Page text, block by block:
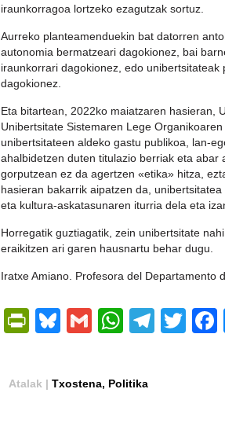
iraunkorragoa lortzeko ezagutzak sortuz.
Aurreko planteamenduekin bat datorren
autonomia bermatzeari dagokionez, bai
iraunkorrari dagokionez, edo
dagokionez.
Eta bitartean, 2022ko maiatzaren hasieran,
Unibertsitate Sistemaren Lege
unibertsitateen aldeko gastu publikoa, lan-
ahalbidetzen duten titulazio berriak eta
gorputzean ez da agertzen «etika» hitza,
hasieran bakarrik aipatzen da,
eta kultura-askatasunaren iturria dela eta
Horregatik guztiagatik, zein unibertsitate
eraikitzen ari garen hausnartu behar dugu.
Iratxe Amiano. Profesora del Departamento
PrintFriendly
Bluesky
Gmail
Atalak | Txostena, Politika